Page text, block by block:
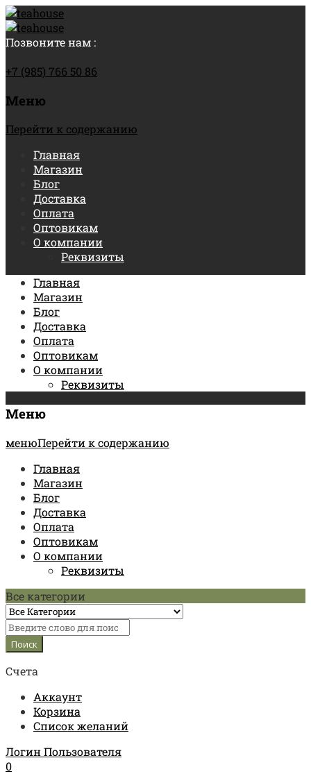
Позвоните нам :
+7 (985) 766 50 86
Меню
Перейти к содержанию
Главная
Магазин
Блог
Доставка
Оплата
Оптовикам
О компании
Реквизиты
Главная
Магазин
Блог
Доставка
Оплата
Оптовикам
О компании
Реквизиты
Меню
менюПерейти к содержанию
Главная
Магазин
Блог
Доставка
Оплата
Оптовикам
О компании
Реквизиты
Все категории
Счета
Аккаунт
Корзина
Список желаний
Логин Пользователя
0